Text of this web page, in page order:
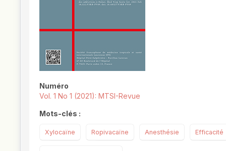
Numéro
Vol. 1 No 1 (2021): MTSI-Revue
Mots-clés :
Xylocaïne Ropivacaïne Anesthésie Efficacité